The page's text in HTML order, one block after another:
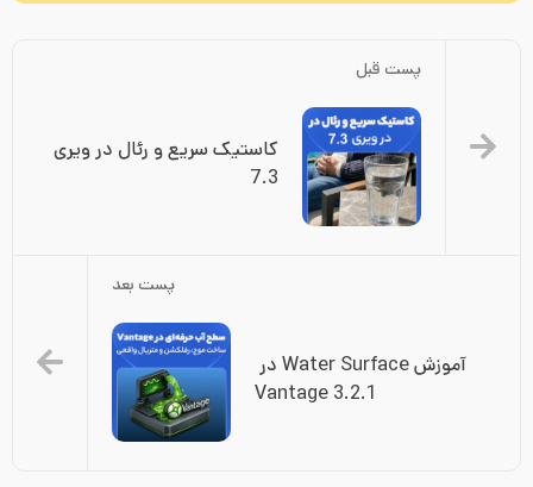
پست قبل
7.3
پست بعد
Vantage 3.2.1